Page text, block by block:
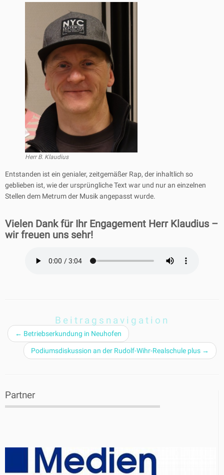
Herr B. Klaudius
Entstanden ist ein genialer, zeitgemäßer Rap, der inhaltlich so
geblieben ist, wie der ursprüngliche Text war und nur an einzelnen
Stellen dem Metrum der Musik angepasst wurde.
Vielen Dank für Ihr Engagement Herr Klaudius –
wir freuen uns sehr!
Beitragsnavigation
← Betriebserkundung in Neuhofen
Podiumsdiskussion an der Rudolf-Wihr-Realschule plus →
Partner